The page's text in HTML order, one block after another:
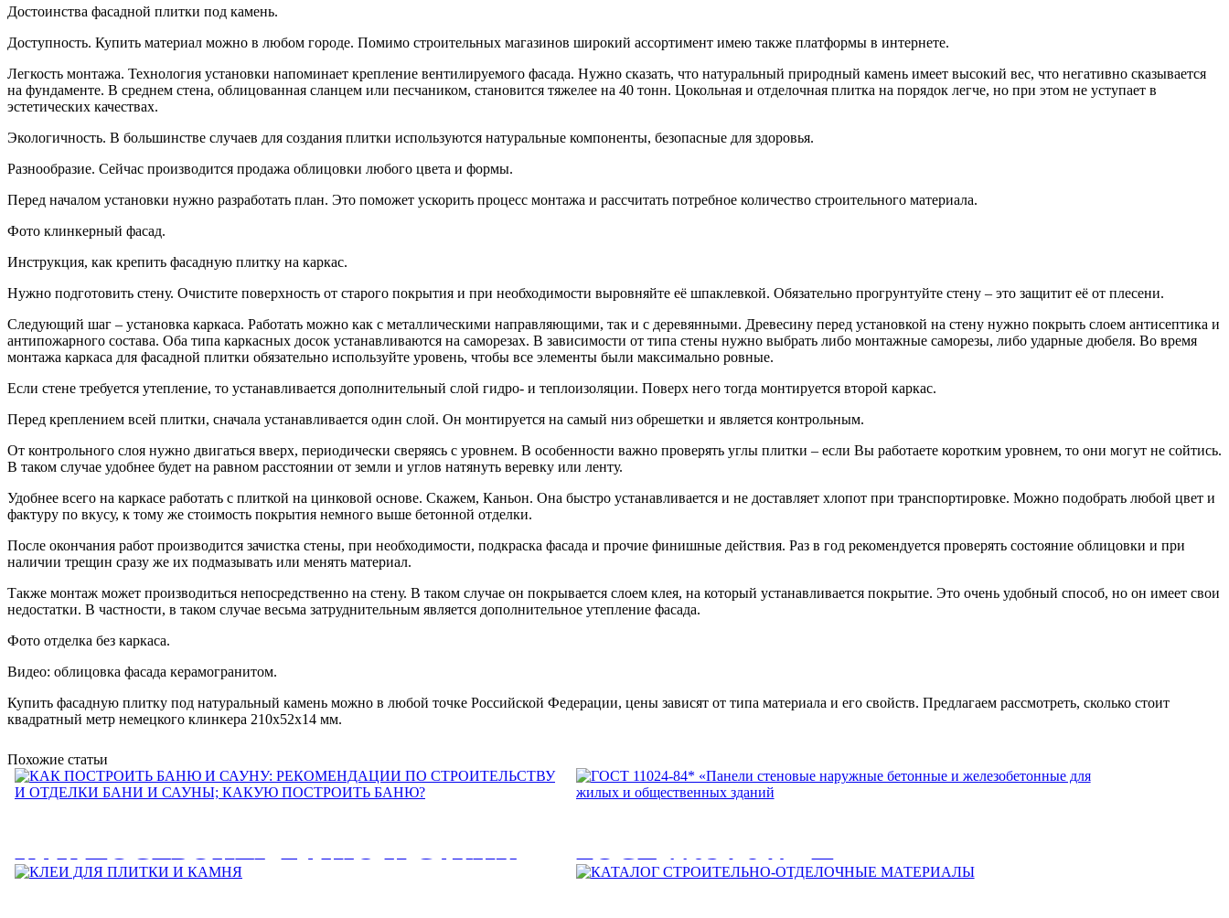
Достоинства фасадной плитки под камень.
Доступность. Купить материал можно в любом городе. Помимо строительных магазинов широкий ассортимент имею также платформы в интернете.
Легкость монтажа. Технология установки напоминает крепление вентилируемого фасада. Нужно сказать, что натуральный природный камень имеет высокий вес, что негативно сказывается
на фундаменте. В среднем стена, облицованная сланцем или песчаником, становится тяжелее на 40 тонн. Цокольная и отделочная плитка на порядок легче, но при этом не уступает в
эстетических качествах.
Экологичность. В большинстве случаев для создания плитки используются натуральные компоненты, безопасные для здоровья.
Разнообразие. Сейчас производится продажа облицовки любого цвета и формы.
Перед началом установки нужно разработать план. Это поможет ускорить процесс монтажа и рассчитать потребное количество строительного материала.
Фото клинкерный фасад.
Инструкция, как крепить фасадную плитку на каркас.
Нужно подготовить стену. Очистите поверхность от старого покрытия и при необходимости выровняйте её шпаклевкой. Обязательно прогрунтуйте стену – это защитит её от плесени.
Следующий шаг – установка каркаса. Работать можно как с металлическими направляющими, так и с деревянными. Древесину перед установкой на стену нужно покрыть слоем антисептика и
антипожарного состава. Оба типа каркасных досок устанавливаются на саморезах. В зависимости от типа стены нужно выбрать либо монтажные саморезы, либо ударные дюбеля. Во время
монтажа каркаса для фасадной плитки обязательно используйте уровень, чтобы все элементы были максимально ровные.
Если стене требуется утепление, то устанавливается дополнительный слой гидро- и теплоизоляции. Поверх него тогда монтируется второй каркас.
Перед креплением всей плитки, сначала устанавливается один слой. Он монтируется на самый низ обрешетки и является контрольным.
От контрольного слоя нужно двигаться вверх, периодически сверяясь с уровнем. В особенности важно проверять углы плитки – если Вы работаете коротким уровнем, то они могут не сойтись.
В таком случае удобнее будет на равном расстоянии от земли и углов натянуть веревку или ленту.
Удобнее всего на каркасе работать с плиткой на цинковой основе. Скажем, Каньон. Она быстро устанавливается и не доставляет хлопот при транспортировке. Можно подобрать любой цвет и
фактуру по вкусу, к тому же стоимость покрытия немного выше бетонной отделки.
После окончания работ производится зачистка стены, при необходимости, подкраска фасада и прочие финишные действия. Раз в год рекомендуется проверять состояние облицовки и при
наличии трещин сразу же их подмазывать или менять материал.
Также монтаж может производиться непосредственно на стену. В таком случае он покрывается слоем клея, на который устанавливается покрытие. Это очень удобный способ, но он имеет свои
недостатки. В частности, в таком случае весьма затруднительным является дополнительное утепление фасада.
Фото отделка без каркаса.
Видео: облицовка фасада керамогранитом.
Купить фасадную плитку под натуральный камень можно в любой точке Российской Федерации, цены зависят от типа материала и его свойств. Предлагаем рассмотреть, сколько стоит
квадратный метр немецкого клинкера 210x52x14 мм.
Похожие статьи
КАК ПОСТРОИТЬ БАНЮ И САУНУ:
ГОСТ 11024-84* «Панели стеновые